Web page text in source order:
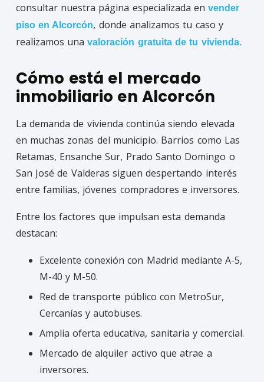
consultar nuestra página especializada envender
piso en Alcorcón, donde analizamos tu caso y
realizamos unavaloración gratuita de tu vivienda.
Cómo está el mercado
inmobiliario en Alcorcón
La demanda de vivienda continúa siendo elevada
en muchas zonas del municipio. Barrios como Las
Retamas, Ensanche Sur, Prado Santo Domingo o
San José de Valderas siguen despertando interés
entre familias, jóvenes compradores e inversores.
Entre los factores que impulsan esta demanda
destacan:
Excelente conexión con Madrid mediante A-5,
M-40 y M-50.
Red de transporte público con MetroSur,
Cercanías y autobuses.
Amplia oferta educativa, sanitaria y comercial.
Mercado de alquiler activo que atrae a
inversores.